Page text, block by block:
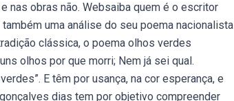
nas obras não. Websaiba quem é o escritor
uma análise do seu poema nacionalista
clássica, o poema olhos verdes
olhos por que morri; Nem já sei qual.
E têm por usança, na cor esperança, e
dias tem por objetivo compreender